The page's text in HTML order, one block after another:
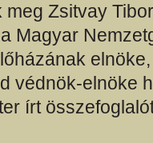
Zsitvay
Magyar
védnök-elnöke
írt